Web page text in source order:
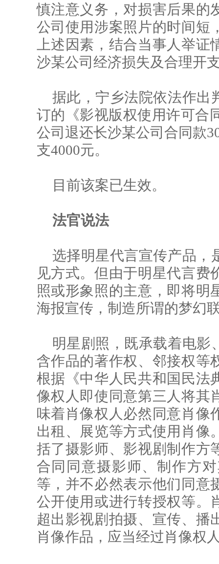
慎注意义务，对损害后果的
公司使用涉案照片的时间短
上述因素，结合当事人举
沙某公司经济损失及合理开
据此，宁乡法院依法作出
订的《影视版权使用许可合
公司退还长沙某公司合同款
支4000元。
目前该案已生效。
法官说法
选择明星代言宣传产品，
见方式。但由于明星代言费
照或形象照的主意，即将明
海报宣传，制造所谓的梦幻
明星剧照，既承载着电影
含作品的著作权、邻接权等
根据《中华人民共和国民法
像权人即使同意第三人将其
味着肖像权人必然同意肖像
出租、展览等方式使用肖像
括了摄影师、影视剧制作方
合同同意摄影师、制作方
等，并不必然表示他们同意
公开使用或进行转授权等。
超出影视剧拍摄、宣传、播
肖像作品，应当经过肖像权